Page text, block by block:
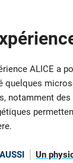
ALICE a
quelques
notamment
Un